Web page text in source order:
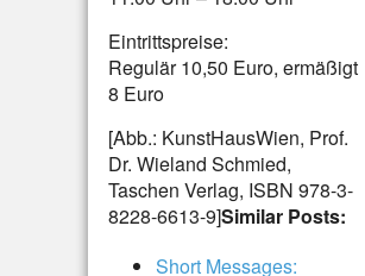
Eintrittspreise:
Regulär 10,50 Euro, ermäßigt
8 Euro
[Abb.: KunstHausWien, Prof.
Dr. Wieland Schmied,
Taschen Verlag, ISBN 978-3-
8228-6613-9]Similar Posts:
Short Messages: